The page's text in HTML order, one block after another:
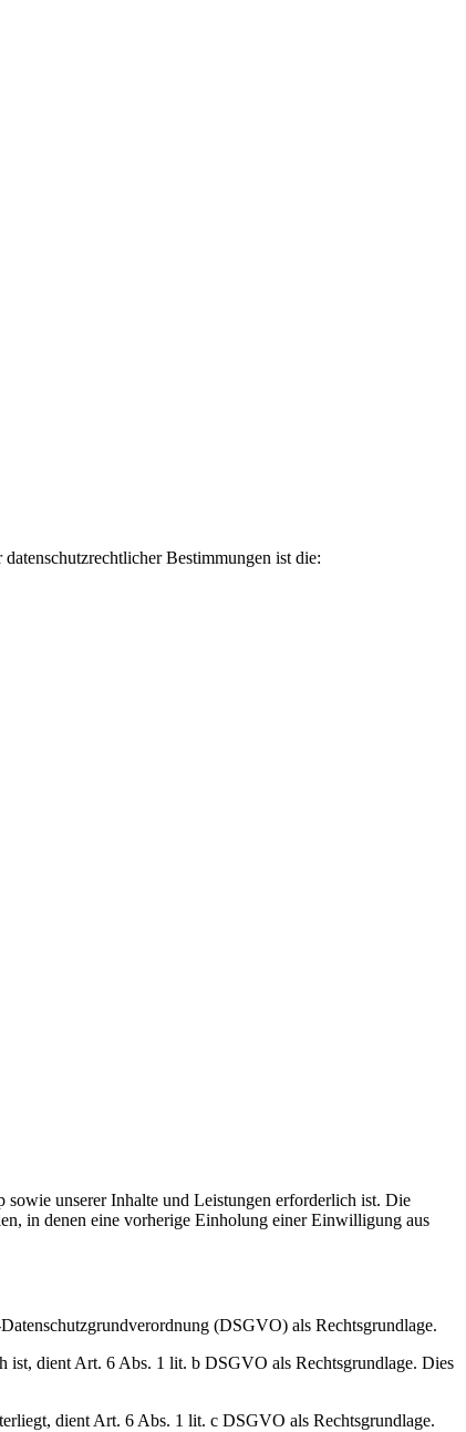
Bestimmungen ist die:
sowie unserer Inhalte und Leistungen erforderlich ist. Die
in denen eine vorherige Einholung einer Einwilligung aus
(DSGVO) als Rechtsgrundlage.
ist, dient Art. 6 Abs. 1 lit. b DSGVO als Rechtsgrundlage. Dies
dient Art. 6 Abs. 1 lit. c DSGVO als Rechtsgrundlage.